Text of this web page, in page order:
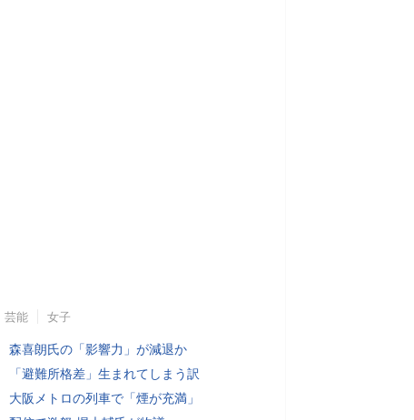
芸能 女子
森喜朗氏の「影響力」が減退か
「避難所格差」生まれてしまう訳
大阪メトロの列車で「煙が充満」